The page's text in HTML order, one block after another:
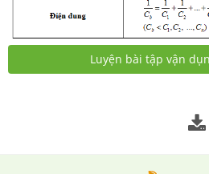
Luyện bài tập vận